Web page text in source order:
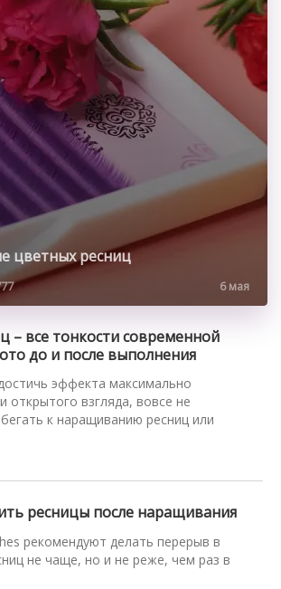
цветных ресниц
6 мая
– все тонкости современной
до и после выполнения
эффекта максимально
открытого взгляда, вовсе не
к наращиванию ресниц или
сделать более пушистыми,
результат на фото. Что
ресницы после наращивания
рекомендуют делать перерыв в
не чаще, но и не реже, чем раз в